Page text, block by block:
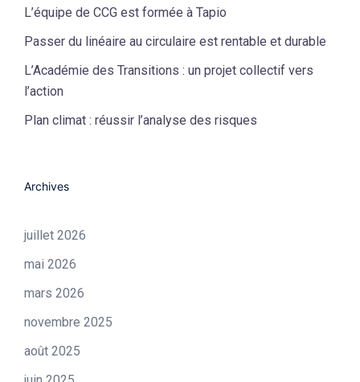
L’équipe de CCG est formée à Tapio
Passer du linéaire au circulaire est rentable et durable
L’Académie des Transitions : un projet collectif vers
l’action
Plan climat : réussir l’analyse des risques
Archives
juillet 2026
mai 2026
mars 2026
novembre 2025
août 2025